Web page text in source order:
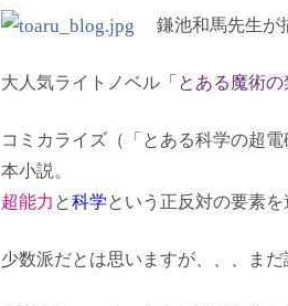
鎌池和馬先生が
大人気ライトノベル「とある魔術の
コミカライズ（「とある科学の超
本小説。
超能力 と科学という正反対の要素
少数派だとは思いますが、、、ま